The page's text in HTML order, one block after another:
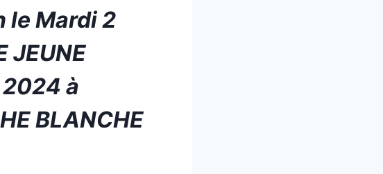
le Mardi 2
JEUNE
à
BLANCHE